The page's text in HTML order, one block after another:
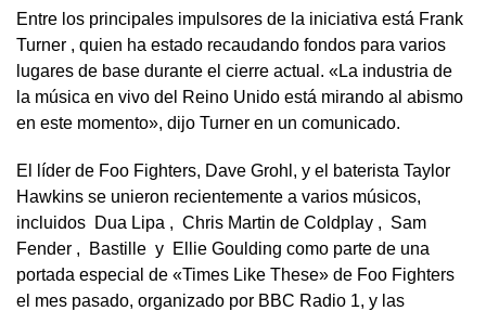
Entre los principales impulsores de la iniciativa está Frank
Turner , quien ha estado recaudando fondos para varios
lugares de base durante el cierre actual. «La industria de
la música en vivo del Reino Unido está mirando al abismo
en este momento», dijo Turner en un comunicado.
El líder de Foo Fighters, Dave Grohl, y el baterista Taylor
Hawkins se unieron recientemente a varios músicos,
incluidos Dua Lipa , Chris Martin de Coldplay , Sam
Fender , Bastille y Ellie Goulding como parte de una
portada especial de «Times Like These» de Foo Fighters
el mes pasado, organizado por BBC Radio 1, y las